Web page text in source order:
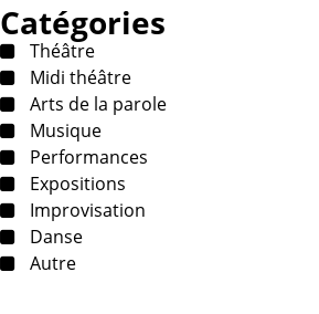
Catégories
Théâtre
Midi théâtre
Arts de la parole
Musique
Performances
Expositions
Improvisation
Danse
Autre